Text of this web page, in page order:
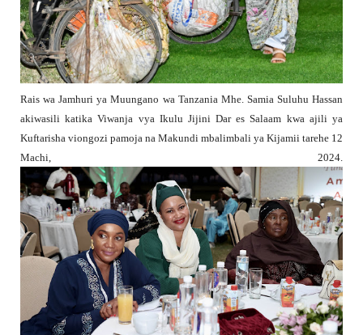
Rais wa Jamhuri ya Muungano wa Tanzania Mhe. Samia Suluhu Hassan
akiwasili katika Viwanja vya Ikulu Jijini Dar es Salaam kwa ajili ya
Kuftarisha viongozi pamoja na Makundi mbalimbali ya Kijamii tarehe 12
Machi, 2024.